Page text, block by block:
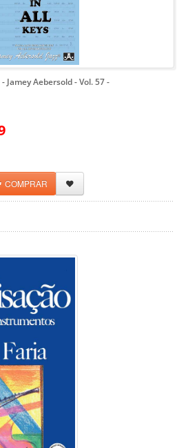
Jamey Aebersold - Vol. 57-
COMPRAR